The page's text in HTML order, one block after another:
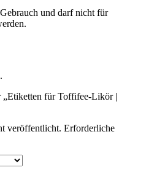
und darf nicht für
„Etiketten für Toffifee-Likör |
veröffentlicht. Erforderliche